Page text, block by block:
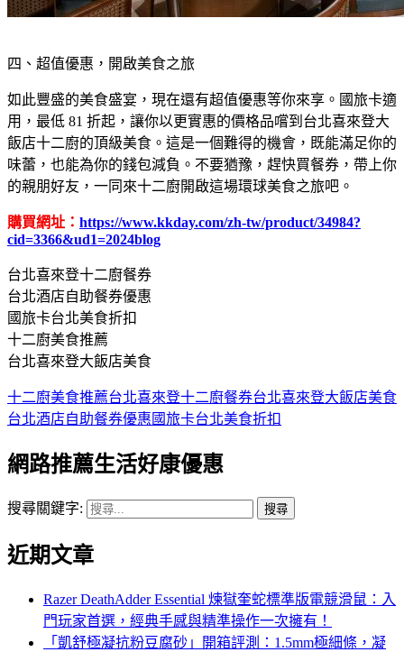
四、超值優惠，開啟美食之旅
如此豐盛的美食盛宴，現在還有超值優惠等你來享。國旅卡適
用，最低 81 折起，讓你以更實惠的價格品嚐到台北喜來登大
飯店十二廚的頂級美食。這是一個難得的機會，既能滿足你的
味蕾，也能為你的錢包減負。不要猶豫，趕快買餐券，帶上你
的親朋好友，一同來十二廚開啟這場環球美食之旅吧。
購買網址： https://www.kkday.com/zh-tw/product/34984?
cid=3366&ud1=2024blog
台北喜來登十二廚餐券
台北酒店自助餐券優惠
國旅卡台北美食折扣
十二廚美食推薦
台北喜來登大飯店美食
十二廚美食推薦台北喜來登十二廚餐券台北喜來登大飯店美食
台北酒店自助餐券優惠 國旅卡台北美食折扣
網路推薦生活好康優惠
搜尋關鍵字:
近期文章
Razer DeathAdder Essential 煉獄奎蛇標準版電競滑鼠：入
門玩家首選，經典手感與精準操作一次擁有！
「凱舒極凝抗粉豆腐砂」開箱評測：1.5mm極細條，凝